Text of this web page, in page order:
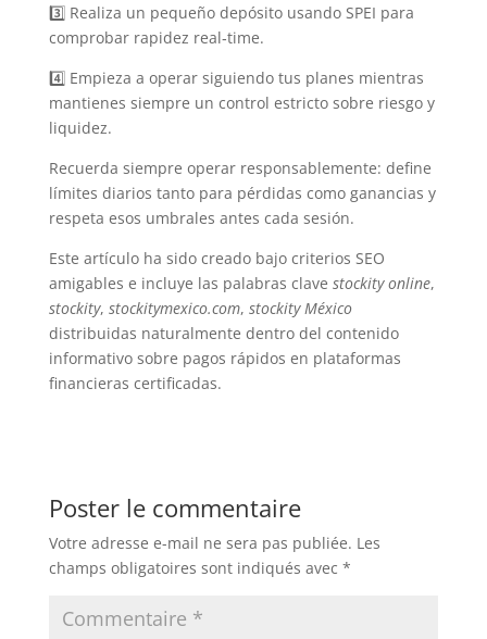
3️⃣ Realiza un pequeño depósito usando SPEI para
comprobar rapidez real‑time.
4️⃣ Empieza a operar siguiendo tus planes mientras
mantienes siempre un control estricto sobre riesgo y
liquidez.
Recuerda siempre operar responsablemente: define
límites diarios tanto para pérdidas como ganancias y
respeta esos umbrales antes cada sesión.
Este artículo ha sido creado bajo criterios SEO
amigables e incluye las palabras clave stockity online,
stockity, stockitymexico.com, stockity México
distribuidas naturalmente dentro del contenido
informativo sobre pagos rápidos en plataformas
financieras certificadas.​
Poster le commentaire
Votre adresse e-mail ne sera pas publiée. Les
champs obligatoires sont indiqués avec *